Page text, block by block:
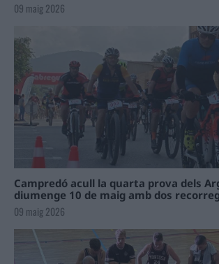
09 maig 2026
Campredó acull la quarta prova dels
diumenge 10 de maig amb dos
09 maig 2026